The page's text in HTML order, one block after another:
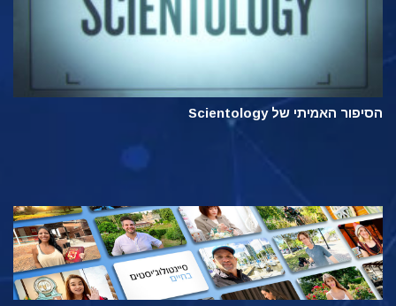
הסיפור האמיתי של Scientology